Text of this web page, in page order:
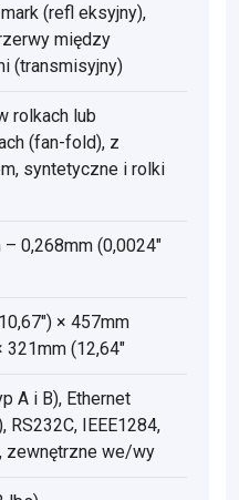
(refl eksyjny),
między
(transmisyjny)
rolkach lub
(fan-fold), z
syntetyczne i rolki
– 0,268mm (0,0024"
× 457mm
321mm (12,64"
A i B), Ethernet
RS232C, IEEE1284,
zewnętrzne we/wy